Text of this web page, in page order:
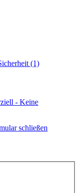
(1)
- Keine